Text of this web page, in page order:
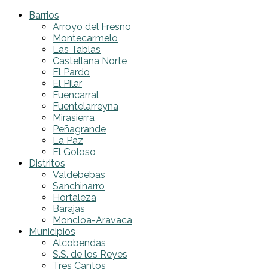
Barrios
Arroyo del Fresno
Montecarmelo
Las Tablas
Castellana Norte
El Pardo
El Pilar
Fuencarral
Fuentelarreyna
Mirasierra
Peñagrande
La Paz
El Goloso
Distritos
Valdebebas
Sanchinarro
Hortaleza
Barajas
Moncloa-Aravaca
Municipios
Alcobendas
S.S. de los Reyes
Tres Cantos